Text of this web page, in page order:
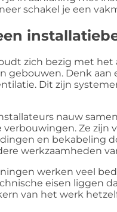
schakel je een
zich bezig met
gebouwen. Denk aan
Dit zijn
nauw
Ze zijn
en bekabeling
werkzaamheden
werken veel
eisen liggen
van het werk